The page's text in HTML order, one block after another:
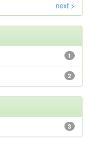
next >
1
2
3